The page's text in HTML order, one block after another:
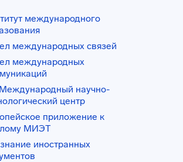
международного
международных связей
международных
научно-
центр
приложение к
МИЭТ
иностранных